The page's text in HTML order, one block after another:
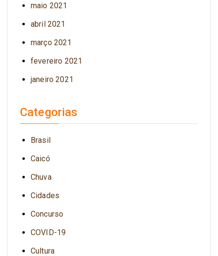
maio 2021
abril 2021
março 2021
fevereiro 2021
janeiro 2021
Categorias
Brasil
Caicó
Chuva
Cidades
Concurso
COVID-19
Cultura